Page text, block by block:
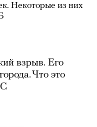
Некоторые из них
взрыв. Его
Что это